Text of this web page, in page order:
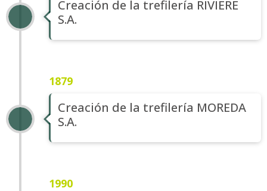
Creación de la trefilería RIVIERE
S.A.
1879
Creación de la trefilería MOREDA
S.A.
1990